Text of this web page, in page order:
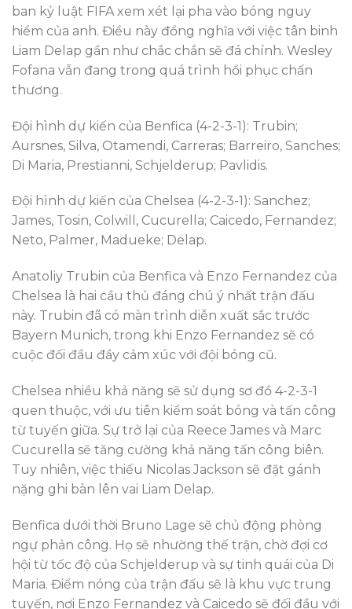
ban kỷ luật FIFA xem xét lại pha vào bóng nguy
hiểm của anh. Điều này đồng nghĩa với việc tân binh
Liam Delap gần như chắc chắn sẽ đá chính. Wesley
Fofana vẫn đang trong quá trình hồi phục chấn
thương.
Đội hình dự kiến của Benfica (4-2-3-1): Trubin;
Aursnes, Silva, Otamendi, Carreras; Barreiro, Sanches;
Di Maria, Prestianni, Schjelderup; Pavlidis.
Đội hình dự kiến của Chelsea (4-2-3-1): Sanchez;
James, Tosin, Colwill, Cucurella; Caicedo, Fernandez;
Neto, Palmer, Madueke; Delap.
Anatoliy Trubin của Benfica và Enzo Fernandez của
Chelsea là hai cầu thủ đáng chú ý nhất trận đấu
này. Trubin đã có màn trình diễn xuất sắc trước
Bayern Munich, trong khi Enzo Fernandez sẽ có
cuộc đối đầu đầy cảm xúc với đội bóng cũ.
Chelsea nhiều khả năng sẽ sử dụng sơ đồ 4-2-3-1
quen thuộc, với ưu tiên kiểm soát bóng và tấn công
từ tuyến giữa. Sự trở lại của Reece James và Marc
Cucurella sẽ tăng cường khả năng tấn công biên.
Tuy nhiên, việc thiếu Nicolas Jackson sẽ đặt gánh
nặng ghi bàn lên vai Liam Delap.
Benfica dưới thời Bruno Lage sẽ chủ động phòng
ngự phản công. Họ sẽ nhường thế trận, chờ đợi cơ
hội từ tốc độ của Schjelderup và sự tinh quái của Di
Maria. Điểm nóng của trận đấu sẽ là khu vực trung
tuyến, nơi Enzo Fernandez và Caicedo sẽ đối đầu với